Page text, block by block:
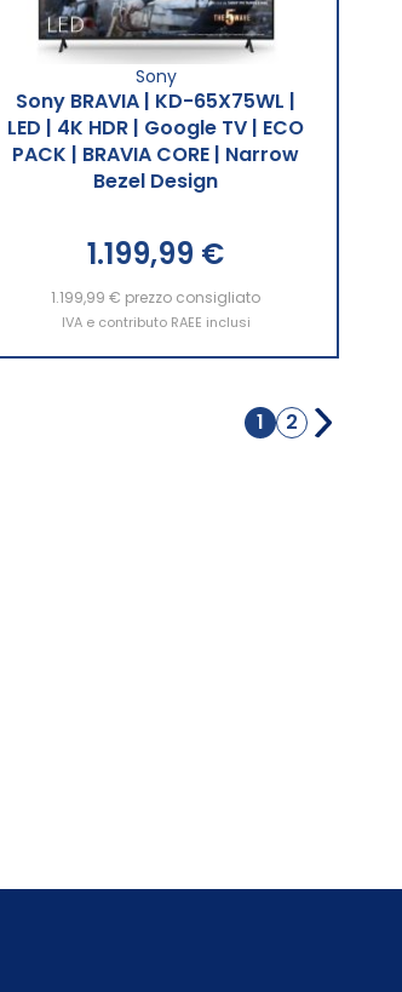
Sony
Sony BRAVIA | KD-65X75WL |
LED | 4K HDR | Google TV | ECO
PACK | BRAVIA CORE | Narrow
Bezel Design
1.199,99 €
1.199,99 € prezzo consigliato
IVA e contributo RAEE inclusi
Aggiungi al Carrello
Pagina
Attualmente
1 Pagina
2